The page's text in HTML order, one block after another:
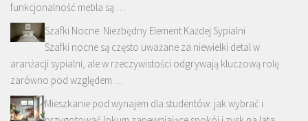
funkcjonalność mebla są …
Szafki Nocne: Niezbędny Element Każdej Sypialni
Szafki nocne są często uważane za niewielki detal w
aranżacji sypialni, ale w rzeczywistości odgrywają kluczową rolę
zarówno pod względem …
Mieszkanie pod wynajem dla studentów: jak wybrać i